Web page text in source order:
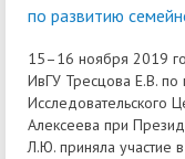
по развитию
15–16 ноября 2019
ИвГУ Тресцова Е.В.
Исследовательского
Алексеева при
Л.Ю. приняла участие